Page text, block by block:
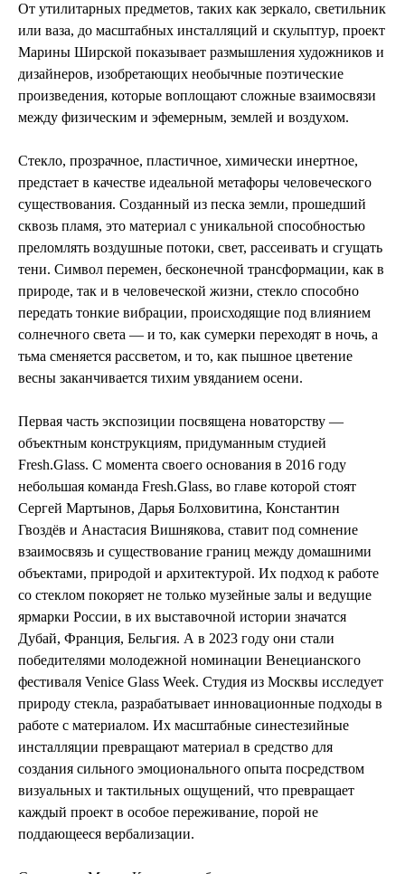
От утилитарных предметов, таких как зеркало, светильник
или ваза, до масштабных инсталляций и скульптур, проект
Марины Ширской показывает размышления художников и
дизайнеров, изобретающих необычные поэтические
произведения, которые воплощают сложные взаимосвязи
между физическим и эфемерным, землей и воздухом.
Стекло, прозрачное, пластичное, химически инертное,
предстает в качестве идеальной метафоры человеческого
существования. Созданный из песка земли, прошедший
сквозь пламя, это материал с уникальной способностью
преломлять воздушные потоки, свет, рассеивать и сгущать
тени. Символ перемен, бесконечной трансформации, как в
природе, так и в человеческой жизни, стекло способно
передать тонкие вибрации, происходящие под влиянием
солнечного света — и то, как сумерки переходят в ночь, а
тьма сменяется рассветом, и то, как пышное цветение
весны заканчивается тихим увяданием осени.
Первая часть экспозиции посвящена новаторству —
объектным конструкциям, придуманным студией
Fresh.Glass. С момента своего основания в 2016 году
небольшая команда Fresh.Glass, во главе которой стоят
Сергей Мартынов, Дарья Болховитина, Константин
Гвоздёв и Анастасия Вишнякова, ставит под сомнение
взаимосвязь и существование границ между домашними
объектами, природой и архитектурой. Их подход к работе
со стеклом покоряет не только музейные залы и ведущие
ярмарки России, в их выставочной истории значатся
Дубай, Франция, Бельгия. А в 2023 году они стали
победителями молодежной номинации Венецианского
фестиваля Venice Glass Week. Студия из Москвы исследует
природу стекла, разрабатывает инновационные подходы в
работе с материалом. Их масштабные синестезийные
инсталляции превращают материал в средство для
создания сильного эмоционального опыта посредством
визуальных и тактильных ощущений, что превращает
каждый проект в особое переживание, порой не
поддающееся вербализации.